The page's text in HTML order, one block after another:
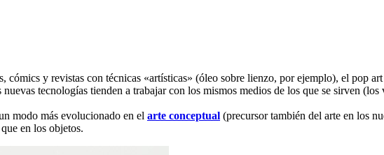
cómics y revistas con técnicas «artísticas» (óleo sobre lienzo, por ejemplo), el pop
tecnologías tienden a trabajar con los mismos medios de los que se sirven
modo más evolucionado en el arte conceptual (precursor también del arte en los
en los objetos.